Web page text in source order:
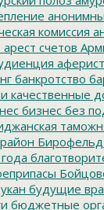
комиссия
арест счетов
банкротство
качественные
бизнес без
Бирофельд
будущие
бюджетные